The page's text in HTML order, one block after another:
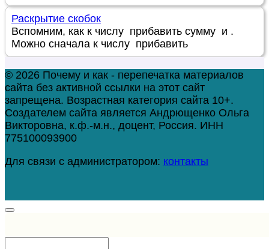
Раскрытие скобок
Вспомним, как к числу прибавить сумму и .
Можно сначала к числу прибавить
© 2026 Почему и как - перепечатка материалов
сайта без активной ссылки на этот сайт
запрещена. Возрастная категория сайта 10+.
Создателем сайта является Андрющенко Ольга
Викторовна, к.ф.-м.н., доцент, Россия. ИНН
775100093900
Для связи с администратором: контакты